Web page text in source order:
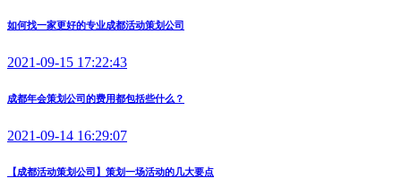
如何找一家更好的专业成都活动策划公司
2021-09-15 17:22:43
成都年会策划公司的费用都包括些什么？
2021-09-14 16:29:07
【成都活动策划公司】策划一场活动的几大要点